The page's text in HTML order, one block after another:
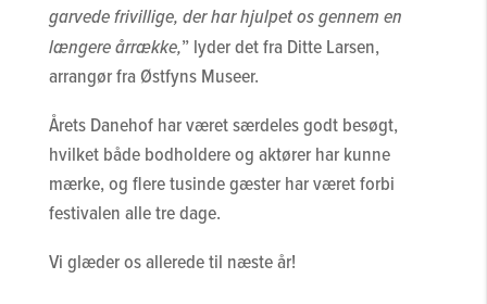
garvede frivillige, der har hjulpet os gennem en
længere årrække,” lyder det fra Ditte Larsen,
arrangør fra Østfyns Museer.
Årets Danehof har været særdeles godt besøgt,
hvilket både bodholdere og aktører har kunne
mærke, og flere tusinde gæster har været forbi
festivalen alle tre dage.
Vi glæder os allerede til næste år!